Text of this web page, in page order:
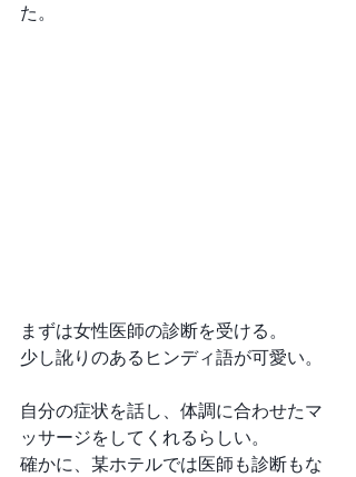
た。
まずは女性医師の診断を受ける。
少し訛りのあるヒンディ語が可愛い。
自分の症状を話し、体調に合わせたマ
ッサージをしてくれるらしい。
確かに、某ホテルでは医師も診断もな